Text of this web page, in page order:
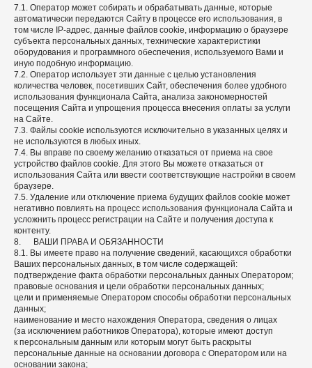
7.1. Оператор может собирать и обрабатывать данные, которые
автоматически передаются Сайту в процессе его использования, в
том числе IP-адрес, данные файлов cookie, информацию о браузере
субъекта персональных данных, технические характеристики
оборудования и программного обеспечения, используемого Вами и
иную подобную информацию.
7.2. Оператор использует эти данные с целью установления
количества человек, посетивших Сайт, обеспечения более удобного
использования функционала Сайта, анализа закономерностей
посещения Сайта и упрощения процесса внесения оплаты за услуги
на Сайте.
7.3. Файлы cookie используются исключительно в указанных целях и
не используются в любых иных.
7.4. Вы вправе по своему желанию отказаться от приема на свое
устройство файлов cookie. Для этого Вы можете отказаться от
использования Сайта или ввести соответствующие настройки в своем
браузере.
7.5. Удаление или отключение приема будущих файлов cookie может
негативно повлиять на процесс использования функционала Сайта и
усложнить процесс регистрации на Сайте и получения доступа к
контенту.
8. ВАШИ ПРАВА И ОБЯЗАННОСТИ
8.1. Вы имеете право на получение сведений, касающихся обработки
Ваших персональных данных, в том числе содержащей:
подтверждение факта обработки персональных данных Оператором;
правовые основания и цели обработки персональных данных;
цели и применяемые Оператором способы обработки персональных
данных;
наименование и место нахождения Оператора, сведения о лицах
(за исключением работников Оператора), которые имеют доступ
к персональным данным или которым могут быть раскрыты
персональные данные на основании договора с Оператором или на
основании закона;